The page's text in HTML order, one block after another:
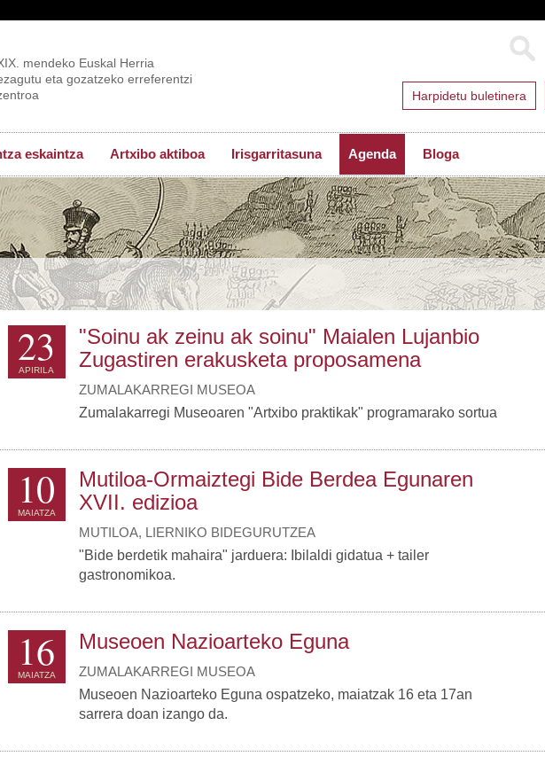
Harpidetu buletinera
mendeko Euskal Herria
eta gozatzeko erreferentzi
eskaintza Artxibo aktiboa Irisgarritasuna Agenda Bloga
23
APIRILA
"Soinu ak zeinu ak soinu" Maialen Lujanbio
Zugastiren erakusketa proposamena
ZUMALAKARREGI MUSEOA
Zumalakarregi Museoaren "Artxibo praktikak" programarako sortua
10
MAIATZA
Mutiloa-Ormaiztegi Bide Berdea Egunaren
XVII. edizioa
MUTILOA, LIERNIKO BIDEGURUTZEA
"Bide berdetik mahaira" jarduera: Ibilaldi gidatua + tailer
gastronomikoa.
16
MAIATZA
Museoen Nazioarteko Eguna
ZUMALAKARREGI MUSEOA
Museoen Nazioarteko Eguna ospatzeko, maiatzak 16 eta 17an
sarrera doan izango da.